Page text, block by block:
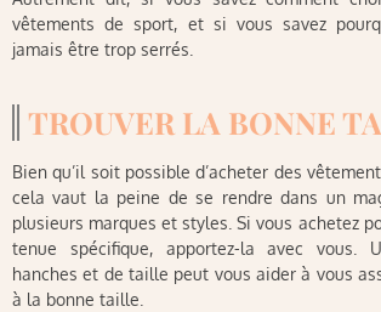
vêtements de sport, et si vous savez
jamais être trop serrés.
TROUVER LA BONNE
Bien qu’il soit possible d’acheter des
cela vaut la peine de se rendre dans un
plusieurs marques et styles. Si vous achetez
tenue spécifique, apportez-la avec vous.
hanches et de taille peut vous aider à vous
à la bonne taille.